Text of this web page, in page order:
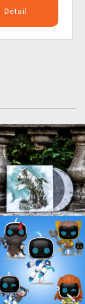
Detail